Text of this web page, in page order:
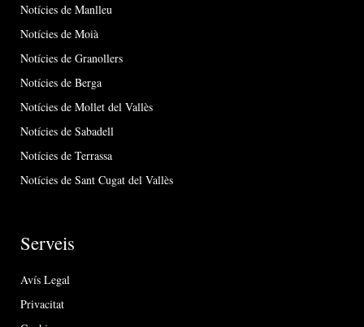
Notícies de Manlleu
Notícies de Moià
Notícies de Granollers
Notícies de Berga
Notícies de Mollet del Vallès
Notícies de Sabadell
Notícies de Terrassa
Notícies de Sant Cugat del Vallès
Serveis
Avís Legal
Privacitat